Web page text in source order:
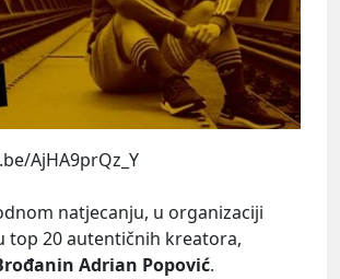
AjHA9prQz_Y
natjecanju, u organizaciji
top 20 autentičnih kreatora,
Adrian Popović.